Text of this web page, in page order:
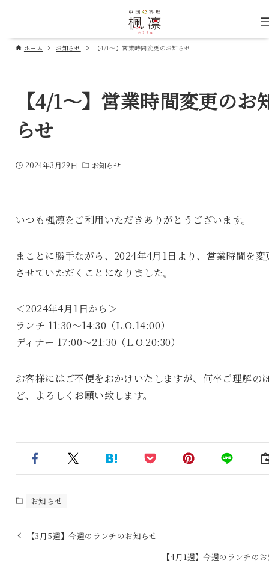
ホーム お知らせ 【4/1～】営業時間変更のお知らせ
【4/1～】営業時間変更のお
らせ
2024年3月29日 お知らせ
いつも楓凛をご利用いただきありがとうございます。
まことに勝手ながら、2024年4月1日より、営業時間を変
させていただくことになりました。
＜2024年4月1日から＞
ランチ 11:30～14:30（L.O.14:00）
ディナー 17:00～21:30（L.O.20:30）
お客様にはご不便をおかけいたしますが、何卒ご理解の
ど、よろしくお願い致します。
お知らせ
【3月5週】今週のランチのお知らせ
【4月1週】今週のランチの